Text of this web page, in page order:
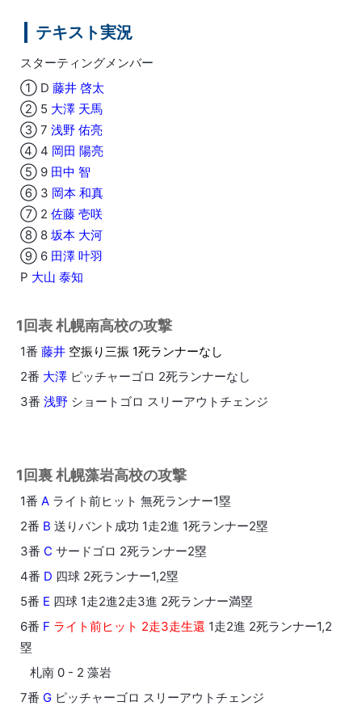
テキスト実況
スターティングメンバー
① D 藤井 啓太
② 5 大澤 天馬
③ 7 浅野 佑亮
④ 4 岡田 陽亮
⑤ 9 田中 智
⑥ 3 岡本 和真
⑦ 2 佐藤 壱咲
⑧ 8 坂本 大河
⑨ 6 田澤 叶羽
P 大山 泰知
1回表 札幌南高校の攻撃
1番 藤井 空振り三振 1死ランナーなし
2番 大澤 ピッチャーゴロ 2死ランナーなし
3番 浅野 ショートゴロ スリーアウトチェンジ
1回裏 札幌藻岩高校の攻撃
1番 A ライト前ヒット 無死ランナー1塁
2番 B 送りバント成功 1走2進 1死ランナー2塁
3番 C サードゴロ 2死ランナー2塁
4番 D 四球 2死ランナー1,2塁
5番 E 四球 1走2進2走3進 2死ランナー満塁
6番 F ライト前ヒット 2走3走生還 1走2進 2死ランナー1,2
塁
札南 0 - 2 藻岩
7番 G ピッチャーゴロ スリーアウトチェンジ